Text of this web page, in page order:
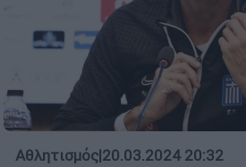
Αθλητισμός|20.03.2024 20:32